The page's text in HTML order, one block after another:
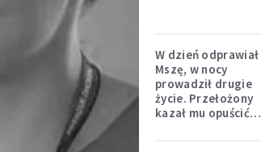
W dzień odprawiał
Mszę, w nocy
prowadził drugie
życie. Przełożony
kazał mu opuścić